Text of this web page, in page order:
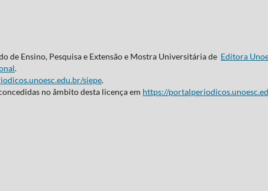
de Ensino, Pesquisa e Extensão e Mostra Universitária de Editora
.
siepe.
no âmbito desta licença em https://